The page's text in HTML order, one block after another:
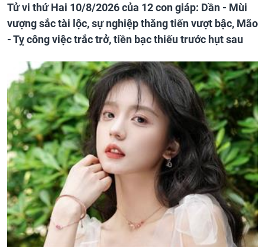
Tử vi thứ Hai 10/8/2026 của 12 con giáp: Dần - Mùi
vượng sắc tài lộc, sự nghiệp thăng tiến vượt bậc, Mão
- Tỵ công việc trắc trở, tiền bạc thiếu trước hụt sau